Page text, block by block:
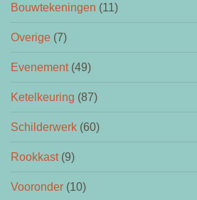
Bouwtekeningen (11)
Overige (7)
Evenement(49)
Ketelkeuring (87)
Schilderwerk (60)
Rookkast(9)
Vooronder (10)